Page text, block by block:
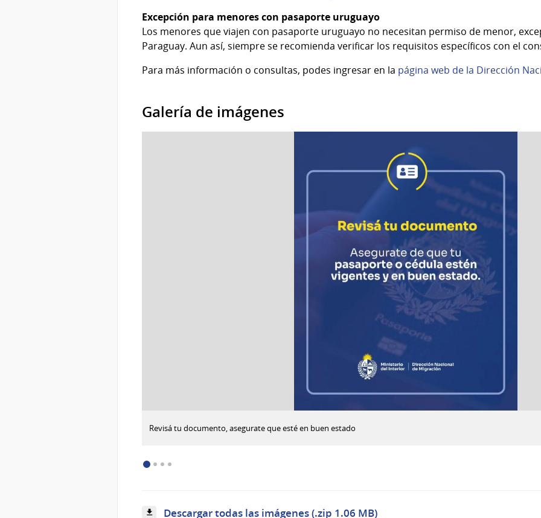
Excepción para menores con pasaporte uruguayo
Los menores que viajen con pasaporte uruguayo no necesitan permiso de menor,
Paraguay. Aun así, siempre se recomienda verificar los requisitos específicos con el
Para más información o consultas, podes ingresar en la página web de la Dirección
Galería de imágenes
Revisá tu documento, asegurate que esté en buen estado
Descargar todas las imágenes (.zip 1.06 MB)